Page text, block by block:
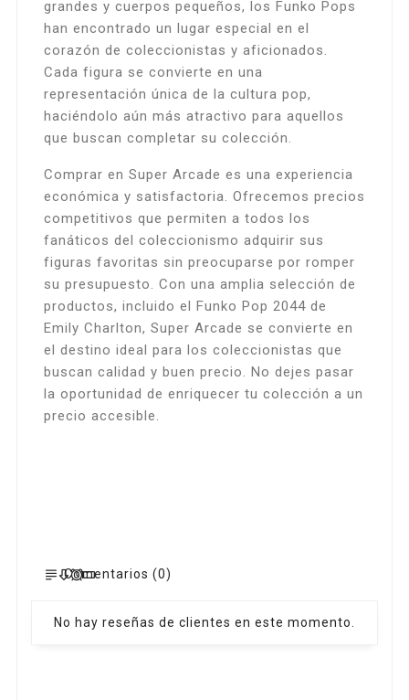
grandes y cuerpos pequeños, los Funko Pops
han encontrado un lugar especial en el
corazón de coleccionistas y aficionados.
Cada figura se convierte en una
representación única de la cultura pop,
haciéndolo aún más atractivo para aquellos
que buscan completar su colección.
Comprar en Super Arcade es una experiencia
económica y satisfactoria. Ofrecemos precios
competitivos que permiten a todos los
fanáticos del coleccionismo adquirir sus
figuras favoritas sin preocuparse por romper
su presupuesto. Con una amplia selección de
productos, incluido el Funko Pop 2044 de
Emily Charlton, Super Arcade se convierte en
el destino ideal para los coleccionistas que
buscan calidad y buen precio. No dejes pasar
la oportunidad de enriquecer tu colección a un
precio accesible.
Comentarios (0)
No hay reseñas de clientes en este momento.